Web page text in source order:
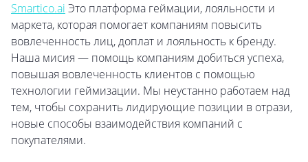
Smartico.ai Это платформа геймации, лояльности и
маркета, которая помогает компаниям повысить
вовлеченность лиц, доплат и лояльность к бренду.
Наша мисия — помощь компаниям добиться успеха,
повышая вовлеченность клиентов с помощью
технологии геймизации. Мы неустанно работаем над
тем, чтобы сохранить лидирующие позиции в отрази,
новые способы взаимодействия компаний с
покупателями.